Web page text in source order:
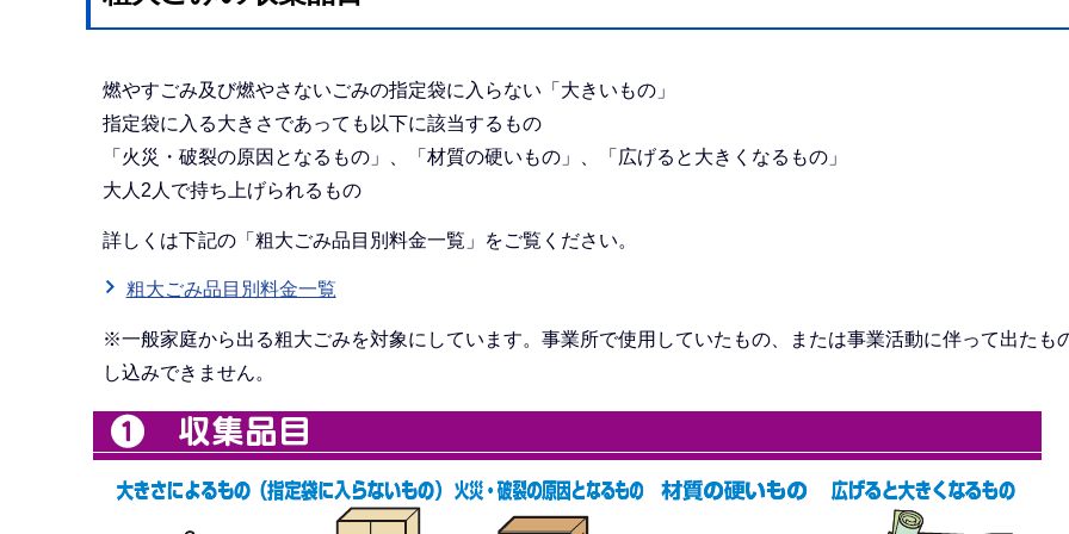
燃やすごみ及び燃やさないごみの指定袋に入らない「大きいもの」
指定袋に入る大きさであっても以下に該当するもの
「火災・破裂の原因となるもの」、「材質の硬いもの」、「広げると大きくなるもの」
大人2人で持ち上げられるもの
詳しくは下記の「粗大ごみ品目別料金一覧」をご覧ください。
粗大ごみ品目別料金一覧
※一般家庭から出る粗大ごみを対象にしています。事業所で使用していたもの、または事業活動に伴って出たも
し込みできません。